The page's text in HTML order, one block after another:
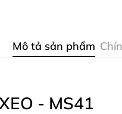
Mô tả sản phẩm
- MS41